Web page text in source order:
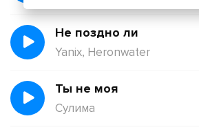
Не поздно ли
Yanix, Heronwater
Ты не моя
Сулима